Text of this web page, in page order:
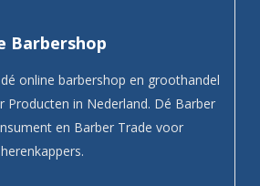
Barbershop
online barbershop en groothandel
Producten in Nederland. Dé Barber
en Barber Trade voor